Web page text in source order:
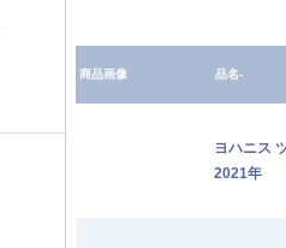
商品画像 品名-
ヨハニス
2021年